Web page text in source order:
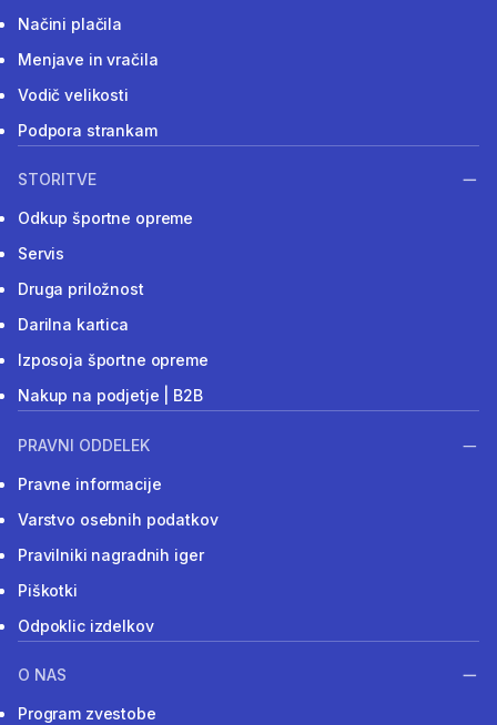
Načini plačila
Menjave in vračila
Vodič velikosti
Podpora strankam
STORITVE
Odkup športne opreme
Servis
Druga priložnost
Darilna kartica
Izposoja športne opreme
Nakup na podjetje | B2B
PRAVNI ODDELEK
Pravne informacije
Varstvo osebnih podatkov
Pravilniki nagradnih iger
Piškotki
Odpoklic izdelkov
O NAS
Program zvestobe